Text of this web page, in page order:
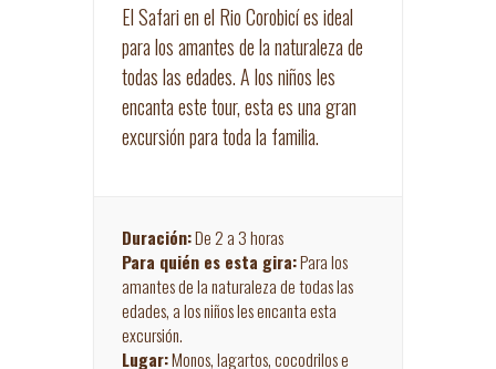
El Safari en el Rio Corobicí es ideal
para los amantes de la naturaleza de
todas las edades. A los niños les
encanta este tour, esta es una gran
excursión para toda la familia.
Duración:De 2 a 3 horas
Para quién es esta gira:Para los
amantes de la naturaleza de todas las
edades, a los niños les encanta esta
excursión.
Lugar:Monos, lagartos, cocodrilos e